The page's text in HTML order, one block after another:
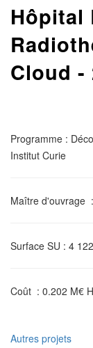
Hôpital
Cloud -
Programme :
Institut Curie
Maître d'ouvrage
Surface SU : 4
Coût : 0.202 M€
Autres projets